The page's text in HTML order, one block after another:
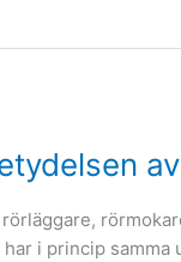
rörläggare,
har i princip